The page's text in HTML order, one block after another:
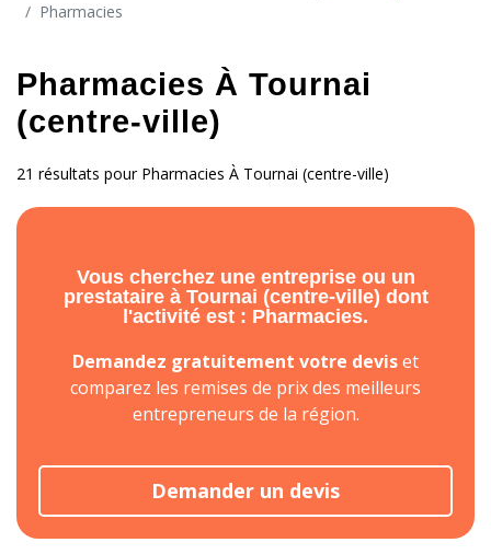
Pharmacies
Pharmacies À Tournai
(centre-ville)
21 résultats pour Pharmacies À Tournai (centre-ville)
Vous cherchez une entreprise ou un
prestataire à Tournai (centre-ville) dont
l'activité est : Pharmacies.
Demandez gratuitement votre deviset
comparez les remises de prix des meilleurs
entrepreneurs de la région.
Demander un devis